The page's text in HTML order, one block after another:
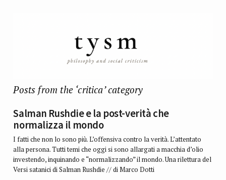
Posts from the ‘critica’ category
Salman Rushdie e la post-verità che
normalizza il mondo
I fatti che non lo sono più. L’offensiva contro la verità. L’attentato
alla persona. Tutti temi che oggi si sono allargati a macchia d’olio
investendo, inquinando e “normalizzando” il mondo. Una rilettura del
Versi satanici di Salman Rushdie // di Marco Dotti